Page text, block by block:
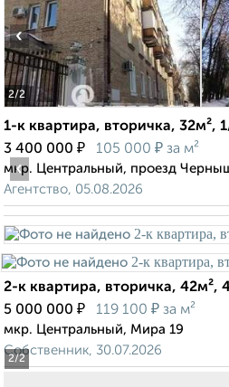
2/2
‹
1-к квартира, вторичка, 32м²,
3 400 000 ₽ 105 000 ₽ за м²
мкр. Центральный, проезд
Агентство, 05.08.2026
2/2
‹
2-к квартира, вторичка, 42м²,
5 000 000 ₽ 119 100 ₽ за м²
мкр. Центральный, Мира 19
Собственник, 30.07.2026